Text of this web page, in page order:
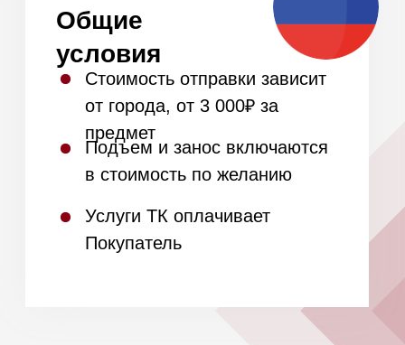
Духовые шкафы, варочные
панели, свч, вытяжки,
кофемашины
Доставка товаров из
наличия за 1 день и под
заказ за 14 дней
согласие на обработку моих
политикой конфиденциальности.